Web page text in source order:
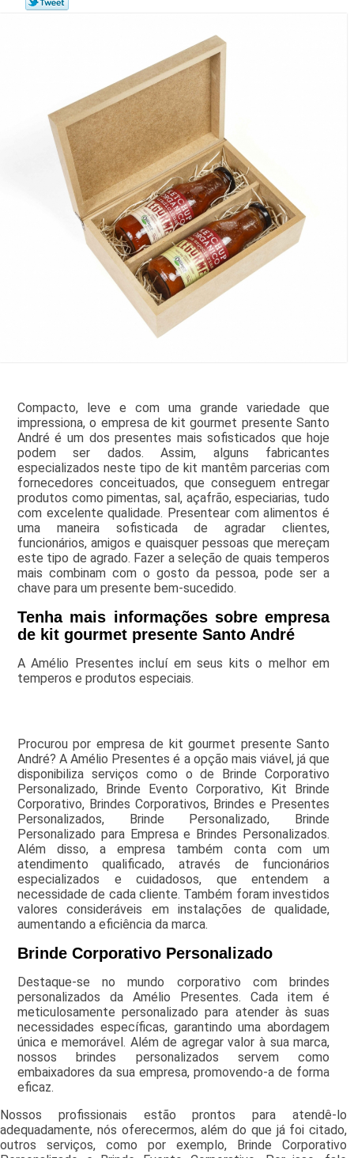
Compacto, leve e com uma grande variedade que
impressiona, o empresa de kit gourmet presente Santo
André é um dos presentes mais sofisticados que hoje
podem ser dados. Assim, alguns fabricantes
especializados neste tipo de kit mantêm parcerias com
fornecedores conceituados, que conseguem entregar
produtos como pimentas, sal, açafrão, especiarias, tudo
com excelente qualidade. Presentear com alimentos é
uma maneira sofisticada de agradar clientes,
funcionários, amigos e quaisquer pessoas que mereçam
este tipo de agrado. Fazer a seleção de quais temperos
mais combinam com o gosto da pessoa, pode ser a
chave para um presente bem-sucedido.
Tenha mais informações sobre empresa
de kit gourmet presente Santo André
A Amélio Presentes incluí em seus kits o melhor em
temperos e produtos especiais.
Procurou por empresa de kit gourmet presente Santo
André? A Amélio Presentes é a opção mais viável, já que
disponibiliza serviços como o de Brinde Corporativo
Personalizado, Brinde Evento Corporativo, Kit Brinde
Corporativo, Brindes Corporativos, Brindes e Presentes
Personalizados, Brinde Personalizado, Brinde
Personalizado para Empresa e Brindes Personalizados.
Além disso, a empresa também conta com um
atendimento qualificado, através de funcionários
especializados e cuidadosos, que entendem a
necessidade de cada cliente. Também foram investidos
valores consideráveis em instalações de qualidade,
aumentando a eficiência da marca.
Brinde Corporativo Personalizado
Destaque-se no mundo corporativo com brindes
personalizados da Amélio Presentes. Cada item é
meticulosamente personalizado para atender às suas
necessidades específicas, garantindo uma abordagem
única e memorável. Além de agregar valor à sua marca,
nossos brindes personalizados servem como
embaixadores da sua empresa, promovendo-a de forma
eficaz.
Nossos profissionais estão prontos para atendê-lo
adequadamente, nós oferecermos, além do que já foi citado,
outros serviços, como por exemplo, Brinde Corporativo